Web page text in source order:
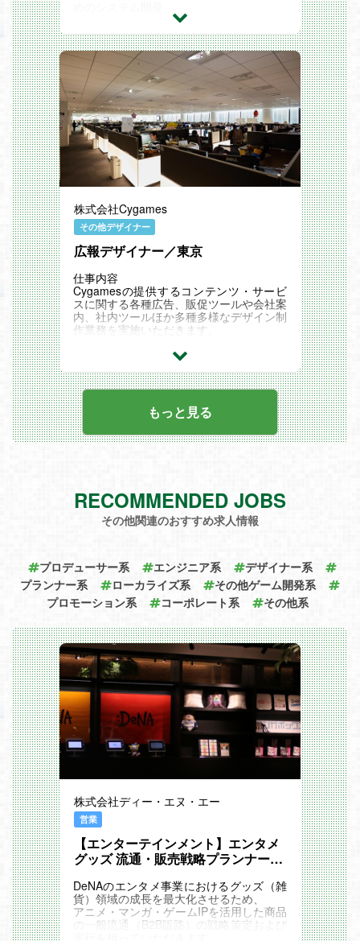
ゲームキャラクター AI 用のシステム開発
ナビゲーションメッシュなどの AI のため
のシステム開発
関連記事
STAFF VOICE：
『世界に通用するゲームでユーザーの方々
を楽しませる。』
『独自のゲームエンジンで開発。』
Cygames Magazine ：
「Cyllista Game Engine」開発レポート テ
クニカルディレクターが開発の進捗や設計
のこだわりを語る
ツールエンジニア・ビルドエンジニアに聞
く 効率的な開発をかなえる「Cyllista Gam
e Engine」の特長
サイマガTV：「10 Questions」エンジニ
ア編
Cygames Engineers' Blog：
ダイナミックな変更を可能にするCyllista
ロシージャル背景制作ツールと描画機能
Python による大規模ゲーム開発環境 ～Cy
llista Game Engine 開発事例～
株式会社Cygames
その他デザイナー
広報デザイナー／東京
仕事内容
Cygamesの提供するコンテンツ・サービ
スに関する各種広告、販促ツールや会社案
内、社内ツールほか多種多様なデザイン制
作業務を実施いただきます。
タル広告などの制作
パッケージ・店頭POP・販促ツールなど
の制作
パンフレット・カタログなどの制作
会社案内・社内ツール・社内報などの制作
関連記事
STAFF VOICE：『作り手の意図を伝え
る。』
もっと見る
RECOMMENDED JOBS
その他関連のおすすめ求人情報
プロデューサー系 エンジニア系
デザイナー系
プランナー系
ローカライズ系
その他ゲーム開発系
プロモーション系
コーポレート系 その他系
株式会社ディー・エヌ・エー
営業
【エンターテインメント】エンタメ
グッズ 流通・販売戦略プランナー
DeNAのエンタメ事業におけるグッズ（雑
貨）領域の成長を最大化させるため、
アニメ・マンガ・ゲームIPを活用した商品
の一般流通（B2B販路）の戦略策定および